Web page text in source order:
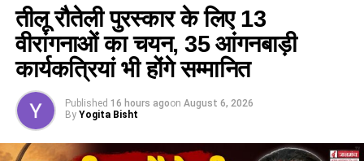
किसी प्रकार की लापरवाही नहीं बरती जाएगी।
Bribery Case, Bageshwar DSWO,Corruption
Dismissal,Zero Tolerance Policy,Ganesh Joshi
RELATED TOPICS:
ZERO TOLERANCE POLICY
तीलू रौतेली पुरस्कार के लिए 13
वीरांगनाओं का चयन, 35 आंगनबाड़ी
कार्यकत्रियां भी होंगे सम्मानित
Published 16 hours agoon August 6, 2026
By Yogita Bisht